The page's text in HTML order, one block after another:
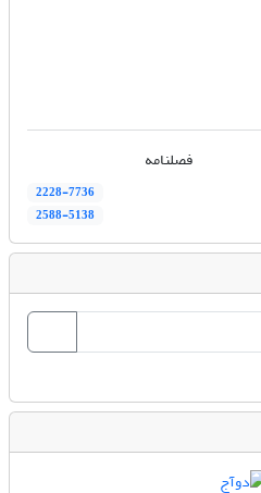
فصلنامه
2228-7736
2588-5138